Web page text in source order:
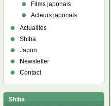
Films japonais
Acteurs japonais
Actualités
Shiba
Japon
Newsletter
Contact
Shiba